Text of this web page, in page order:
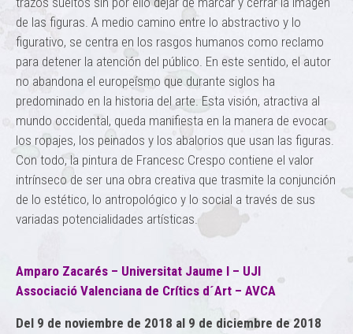
de las figuras. A medio camino entre lo abstractivo y lo
figurativo, se centra en los rasgos humanos como reclamo
para detener la atención del público. En este sentido, el autor
no abandona el europeísmo que durante siglos ha
predominado en la historia del arte. Esta visión, atractiva al
mundo occidental, queda manifiesta en la manera de evocar
los ropajes, los peinados y los abalorios que usan las figuras.
Con todo, la pintura de Francesc Crespo contiene el valor
intrínseco de ser una obra creativa que trasmite la conjunción
de lo estético, lo antropológico y lo social a través de sus
variadas potencialidades artísticas.
Amparo Zacarés – Universitat Jaume I – UJI
Associació Valenciana de Crítics d´Art – AVCA
Del 9 de noviembre de 2018 al 9 de diciembre de 2018